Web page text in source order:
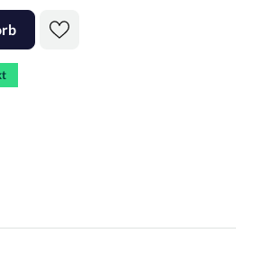
ein oder benutze die Schaltflächen